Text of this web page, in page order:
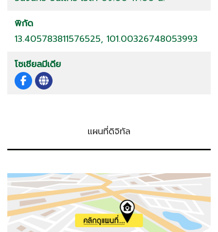
พิกัด
13.405783811576525, 101.00326748053993
โซเชียลมีเดีย
แผนที่ดิจิทัล